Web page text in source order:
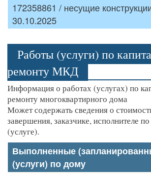
172358861 / несущие
30.10.2025
Работы (услуги) по
ремонту МКД
Информация о работах (услугах) по
ремонту многоквартирного дома
Может содержать сведения о
завершения, заказчике, исполнителе
(услуге).
Выполненные
(услуги) по дому